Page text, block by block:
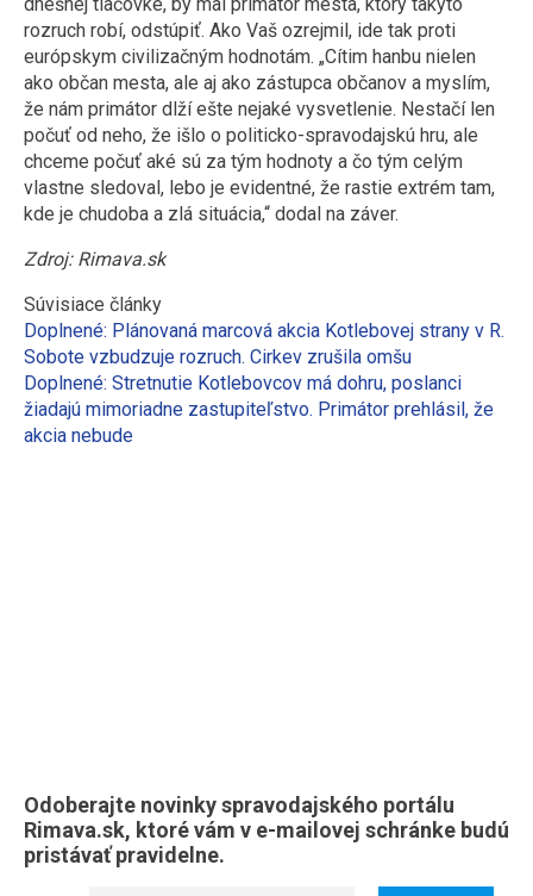
rozruch robí, odstúpiť. Ako Vaš ozrejmil, ide tak proti
európskym civilizačným hodnotám. „Cítim hanbu nielen
ako občan mesta, ale aj ako zástupca občanov a myslím,
že nám primátor dlží ešte nejaké vysvetlenie. Nestačí len
počuť od neho, že išlo o politicko-spravodajskú hru, ale
chceme počuť aké sú za tým hodnoty a čo tým celým
vlastne sledoval, lebo je evidentné, že rastie extrém tam,
kde je chudoba a zlá situácia,“ dodal na záver.
Zdroj: Rimava.sk
Súvisiace články
Doplnené: Plánovaná marcová akcia Kotlebovej strany v R.
Sobote vzbudzuje rozruch. Cirkev zrušila omšu
Doplnené: Stretnutie Kotlebovcov má dohru, poslanci
žiadajú mimoriadne zastupiteľstvo. Primátor prehlásil, že
akcia nebude
Odoberajte novinky spravodajského portálu
Rimava.sk, ktoré vám v e-mailovej schránke budú
pristávať pravidelne.